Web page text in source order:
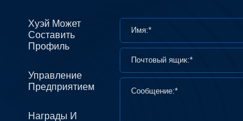
Хуэй Может
Составить
Профиль
Управление
Предприятием
Награды И